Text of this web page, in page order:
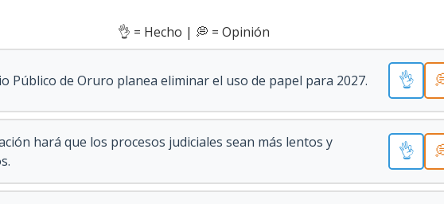
👌 = Hecho | 💭 = Opinión
Público de Oruro planea eliminar el uso de papel para 2027. 👌
hará que los procesos judiciales sean más lentos y
👌